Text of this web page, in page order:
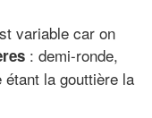
variable car on
: demi-ronde,
la gouttière la